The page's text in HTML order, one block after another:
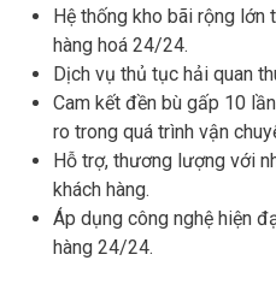
Hệ thống kho bãi rộng lớn
hàng hoá 24/24.
Dịch vụ thủ tục hải quan
Cam kết đền bù gấp 10
ro trong quá trình vận
Hỗ trợ, thương lượng với
khách hàng.
Áp dụng công nghệ hiện
hàng 24/24.